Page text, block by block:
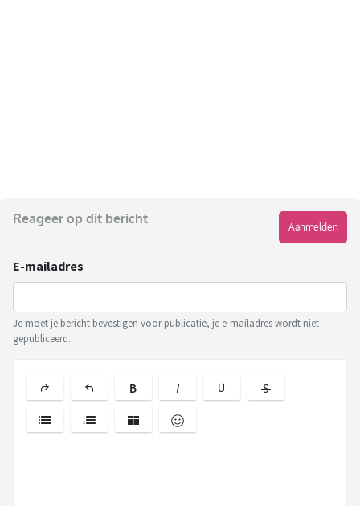
Reageer op dit bericht
Aanmelden
E-mailadres
Je moet je bericht bevestigen voor publicatie, je e-mailadres wordt niet
gepubliceerd.